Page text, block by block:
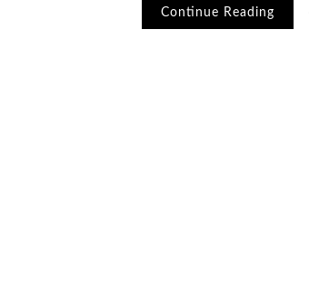
Continue Reading